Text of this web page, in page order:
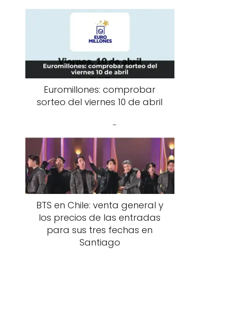
Euromillones: comprobar
sorteo del viernes 10 de abril
BTS en Chile: venta general y
los precios de las entradas
para sus tres fechas en
Santiago